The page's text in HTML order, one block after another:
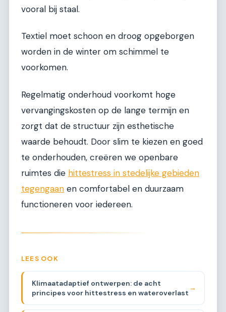
vooral bij staal.
Textiel moet schoon en droog opgeborgen
worden in de winter om schimmel te
voorkomen.
Regelmatig onderhoud voorkomt hoge
vervangingskosten op de lange termijn en
zorgt dat de structuur zijn esthetische
waarde behoudt. Door slim te kiezen en goed
te onderhouden, creëren we openbare
ruimtes die hittestress in stedelijke gebieden
tegengaan en comfortabel en duurzaam
functioneren voor iedereen.
LEES OOK
Klimaatadaptief ontwerpen: de acht
principes voor hittestress en wateroverlast
→